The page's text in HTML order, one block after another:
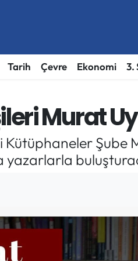
Tarih Çevre Ekonomi 3.
Murat
Kütüphaneler
yazarlarla